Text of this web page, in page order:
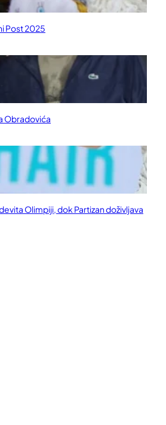
Post 2025
Obradovića
Olimpiji, dok Partizan doživljava